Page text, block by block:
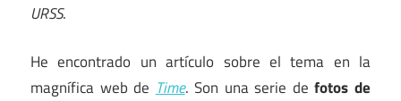
URSS.
He encontrado un artículo sobre el tema en la
magnífica web deTime. Son una serie defotos de